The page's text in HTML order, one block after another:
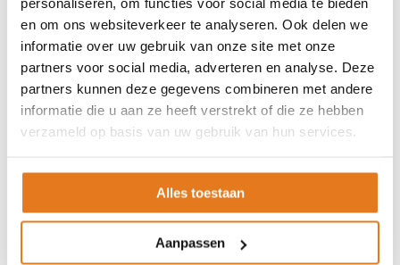
en om ons websiteverkeer te analyseren. Ook delen we
informatie over uw gebruik van onze site met onze
partners voor social media, adverteren en analyse. Deze
partners kunnen deze gegevens combineren met andere
informatie die u aan ze heeft verstrekt of die ze hebben
verzameld op basis van uw gebruik van hun services.
Alles toestaan
Aanpassen
ASSORTIMENT
Appendages
Biomassa ketels
Boilers
Buffervaten
Hoge temperatuur warmtepomp